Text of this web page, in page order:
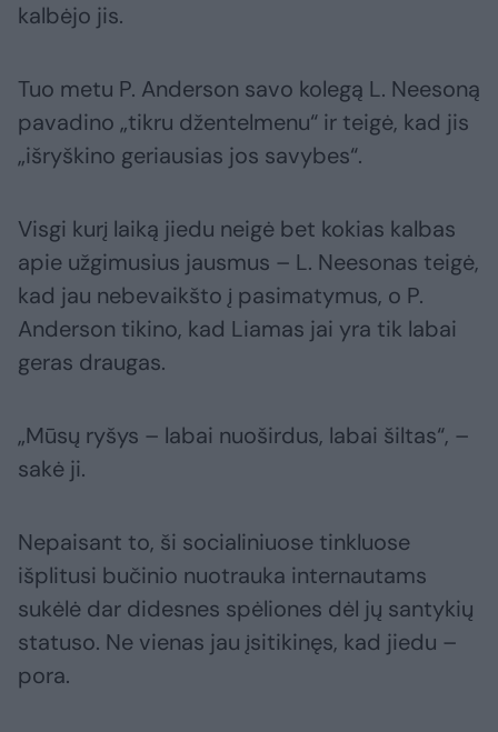
kalbėjo jis.
Tuo metu P. Anderson savo kolegą L. Neesoną
pavadino „tikru džentelmenu“ ir teigė, kad jis
„išryškino geriausias jos savybes“.
Visgi kurį laiką jiedu neigė bet kokias kalbas
apie užgimusius jausmus – L. Neesonas teigė,
kad jau nebevaikšto į pasimatymus, o P.
Anderson tikino, kad Liamas jai yra tik labai
geras draugas.
„Mūsų ryšys – labai nuoširdus, labai šiltas“, –
sakė ji.
Nepaisant to, ši socialiniuose tinkluose
išplitusi bučinio nuotrauka internautams
sukėlė dar didesnes spėliones dėl jų santykių
statuso. Ne vienas jau įsitikinęs, kad jiedu –
pora.